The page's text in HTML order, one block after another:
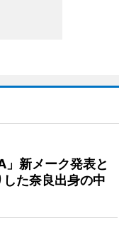
新メーク発表と
た奈良出身の中